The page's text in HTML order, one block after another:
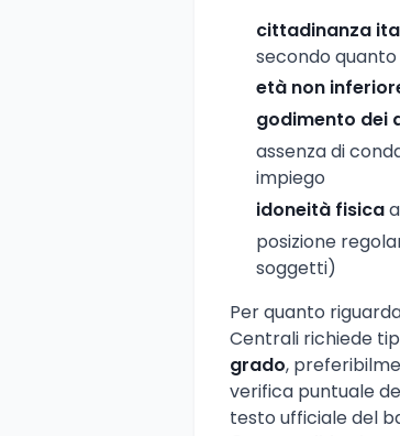
cittadinanza
secondo quanto
età non
godimento dei
assenza di
impiego
idoneità fisica
posizione
soggetti)
Per quanto
Centrali richiede
grado,
verifica puntuale
testo ufficiale del